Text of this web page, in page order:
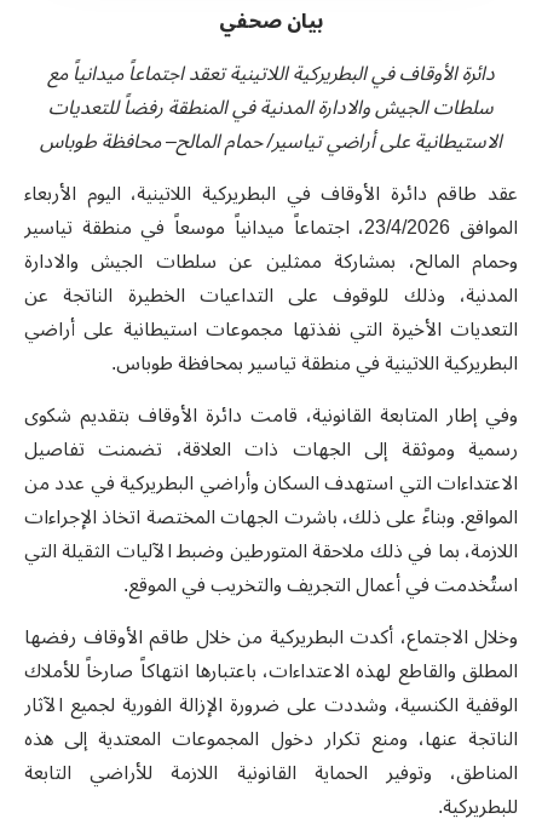
بيان صحفي
دائرة الأوقاف في البطريركية اللاتينية تعقد اجتماعاً ميدانياً مع
سلطات الجيش والادارة المدنية في المنطقة رفضاً للتعديات
الاستيطانية على أراضي تياسير/ حمام المالح– محافظة طوباس
عقد طاقم دائرة الأوقاف في البطريركية اللاتينية، اليوم الأربعاء
الموافق 23/4/2026، اجتماعاً ميدانياً موسعاً في منطقة تياسير
وحمام المالح، بمشاركة ممثلين عن سلطات الجيش والادارة
المدنية، وذلك للوقوف على التداعيات الخطيرة الناتجة عن
التعديات الأخيرة التي نفذتها مجموعات استيطانية على أراضي
البطريركية اللاتينية في منطقة تياسير بمحافظة طوباس.
وفي إطار المتابعة القانونية، قامت دائرة الأوقاف بتقديم شكوى
رسمية وموثقة إلى الجهات ذات العلاقة، تضمنت تفاصيل
الاعتداءات التي استهدف السكان وأراضي البطريركية في عدد من
المواقع. وبناءً على ذلك، باشرت الجهات المختصة اتخاذ الإجراءات
اللازمة، بما في ذلك ملاحقة المتورطين وضبط الآليات الثقيلة التي
استُخدمت في أعمال التجريف والتخريب في الموقع.
وخلال الاجتماع، أكدت البطريركية من خلال طاقم الأوقاف رفضها
المطلق والقاطع لهذه الاعتداءات، باعتبارها انتهاكاً صارخاً للأملاك
الوقفية الكنسية، وشددت على ضرورة الإزالة الفورية لجميع الآثار
الناتجة عنها، ومنع تكرار دخول المجموعات المعتدية إلى هذه
المناطق، وتوفير الحماية القانونية اللازمة للأراضي التابعة
للبطريركية.